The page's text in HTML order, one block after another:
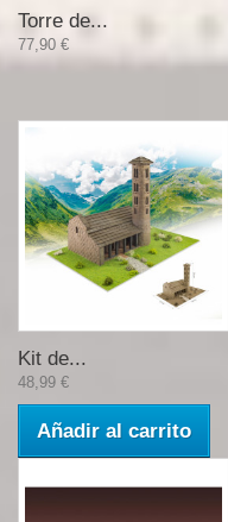
Torre de...
77,90 €
Kit de...
48,99 €
Añadir al carrito